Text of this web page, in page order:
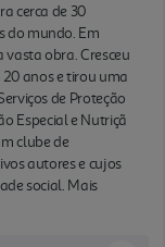
cerca de 30
do mundo. Em
vasta obra. Cresceu
anos e tirou uma
de Proteção
Especial e Nutriçã
clube de
autores e cujos
social. Mais